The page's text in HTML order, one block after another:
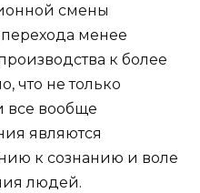
смены
менее
к более
что не только
все вообще
являются
к сознанию и воле
людей.